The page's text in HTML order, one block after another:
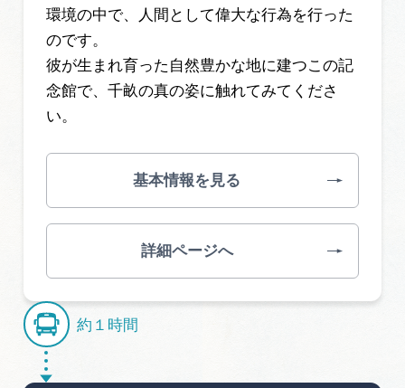
環境の中で、人間として偉大な行為を行った
のです。
彼が生まれ育った自然豊かな地に建つこの記
念館で、千畝の真の姿に触れてみてくださ
い。
基本情報を見る
詳細ページへ
約１時間